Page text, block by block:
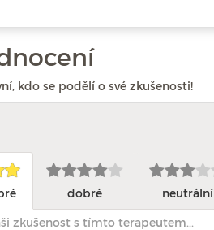
kdo se podělí o své zkušenosti!
dobré neutrální